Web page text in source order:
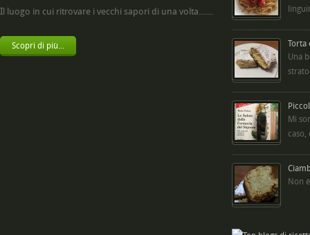
Il luogo in cui ritrovare i vecchi sapori di una volta.......
Scopri di più...
Torta
Una
Mi
caso,
Non